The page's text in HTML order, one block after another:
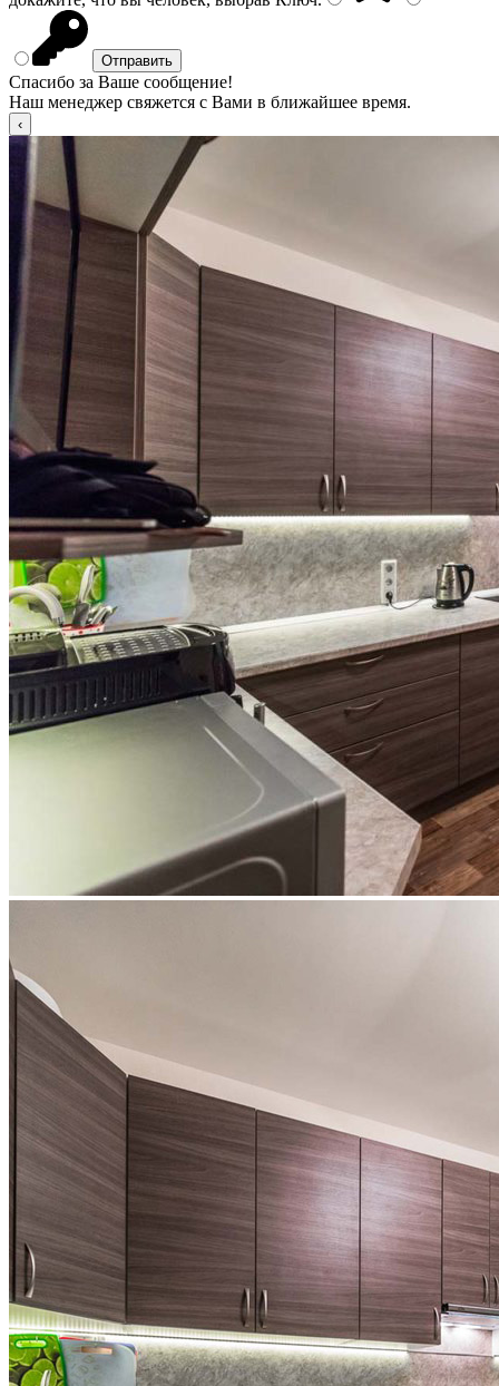
Спасибо за Ваше сообщение!
Наш менеджер свяжется с Вами в ближайшее время.